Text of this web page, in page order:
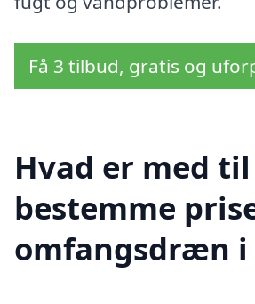
Få 3 tilbud, gratis og
Hvad er med
bestemme
omfangsdræn i